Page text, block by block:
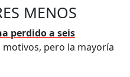
MENOS
perdido a seis
pero la mayoría